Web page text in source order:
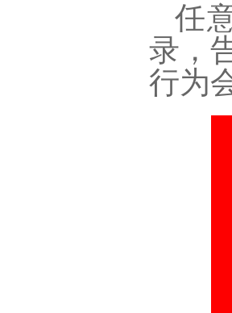
任
录，
行为